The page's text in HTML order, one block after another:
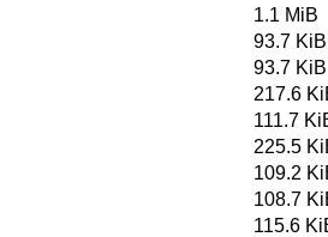
1.1 MiB
93.7 KiB
93.7 KiB
217.6
111.7
225.5
109.2
108.7
115.6